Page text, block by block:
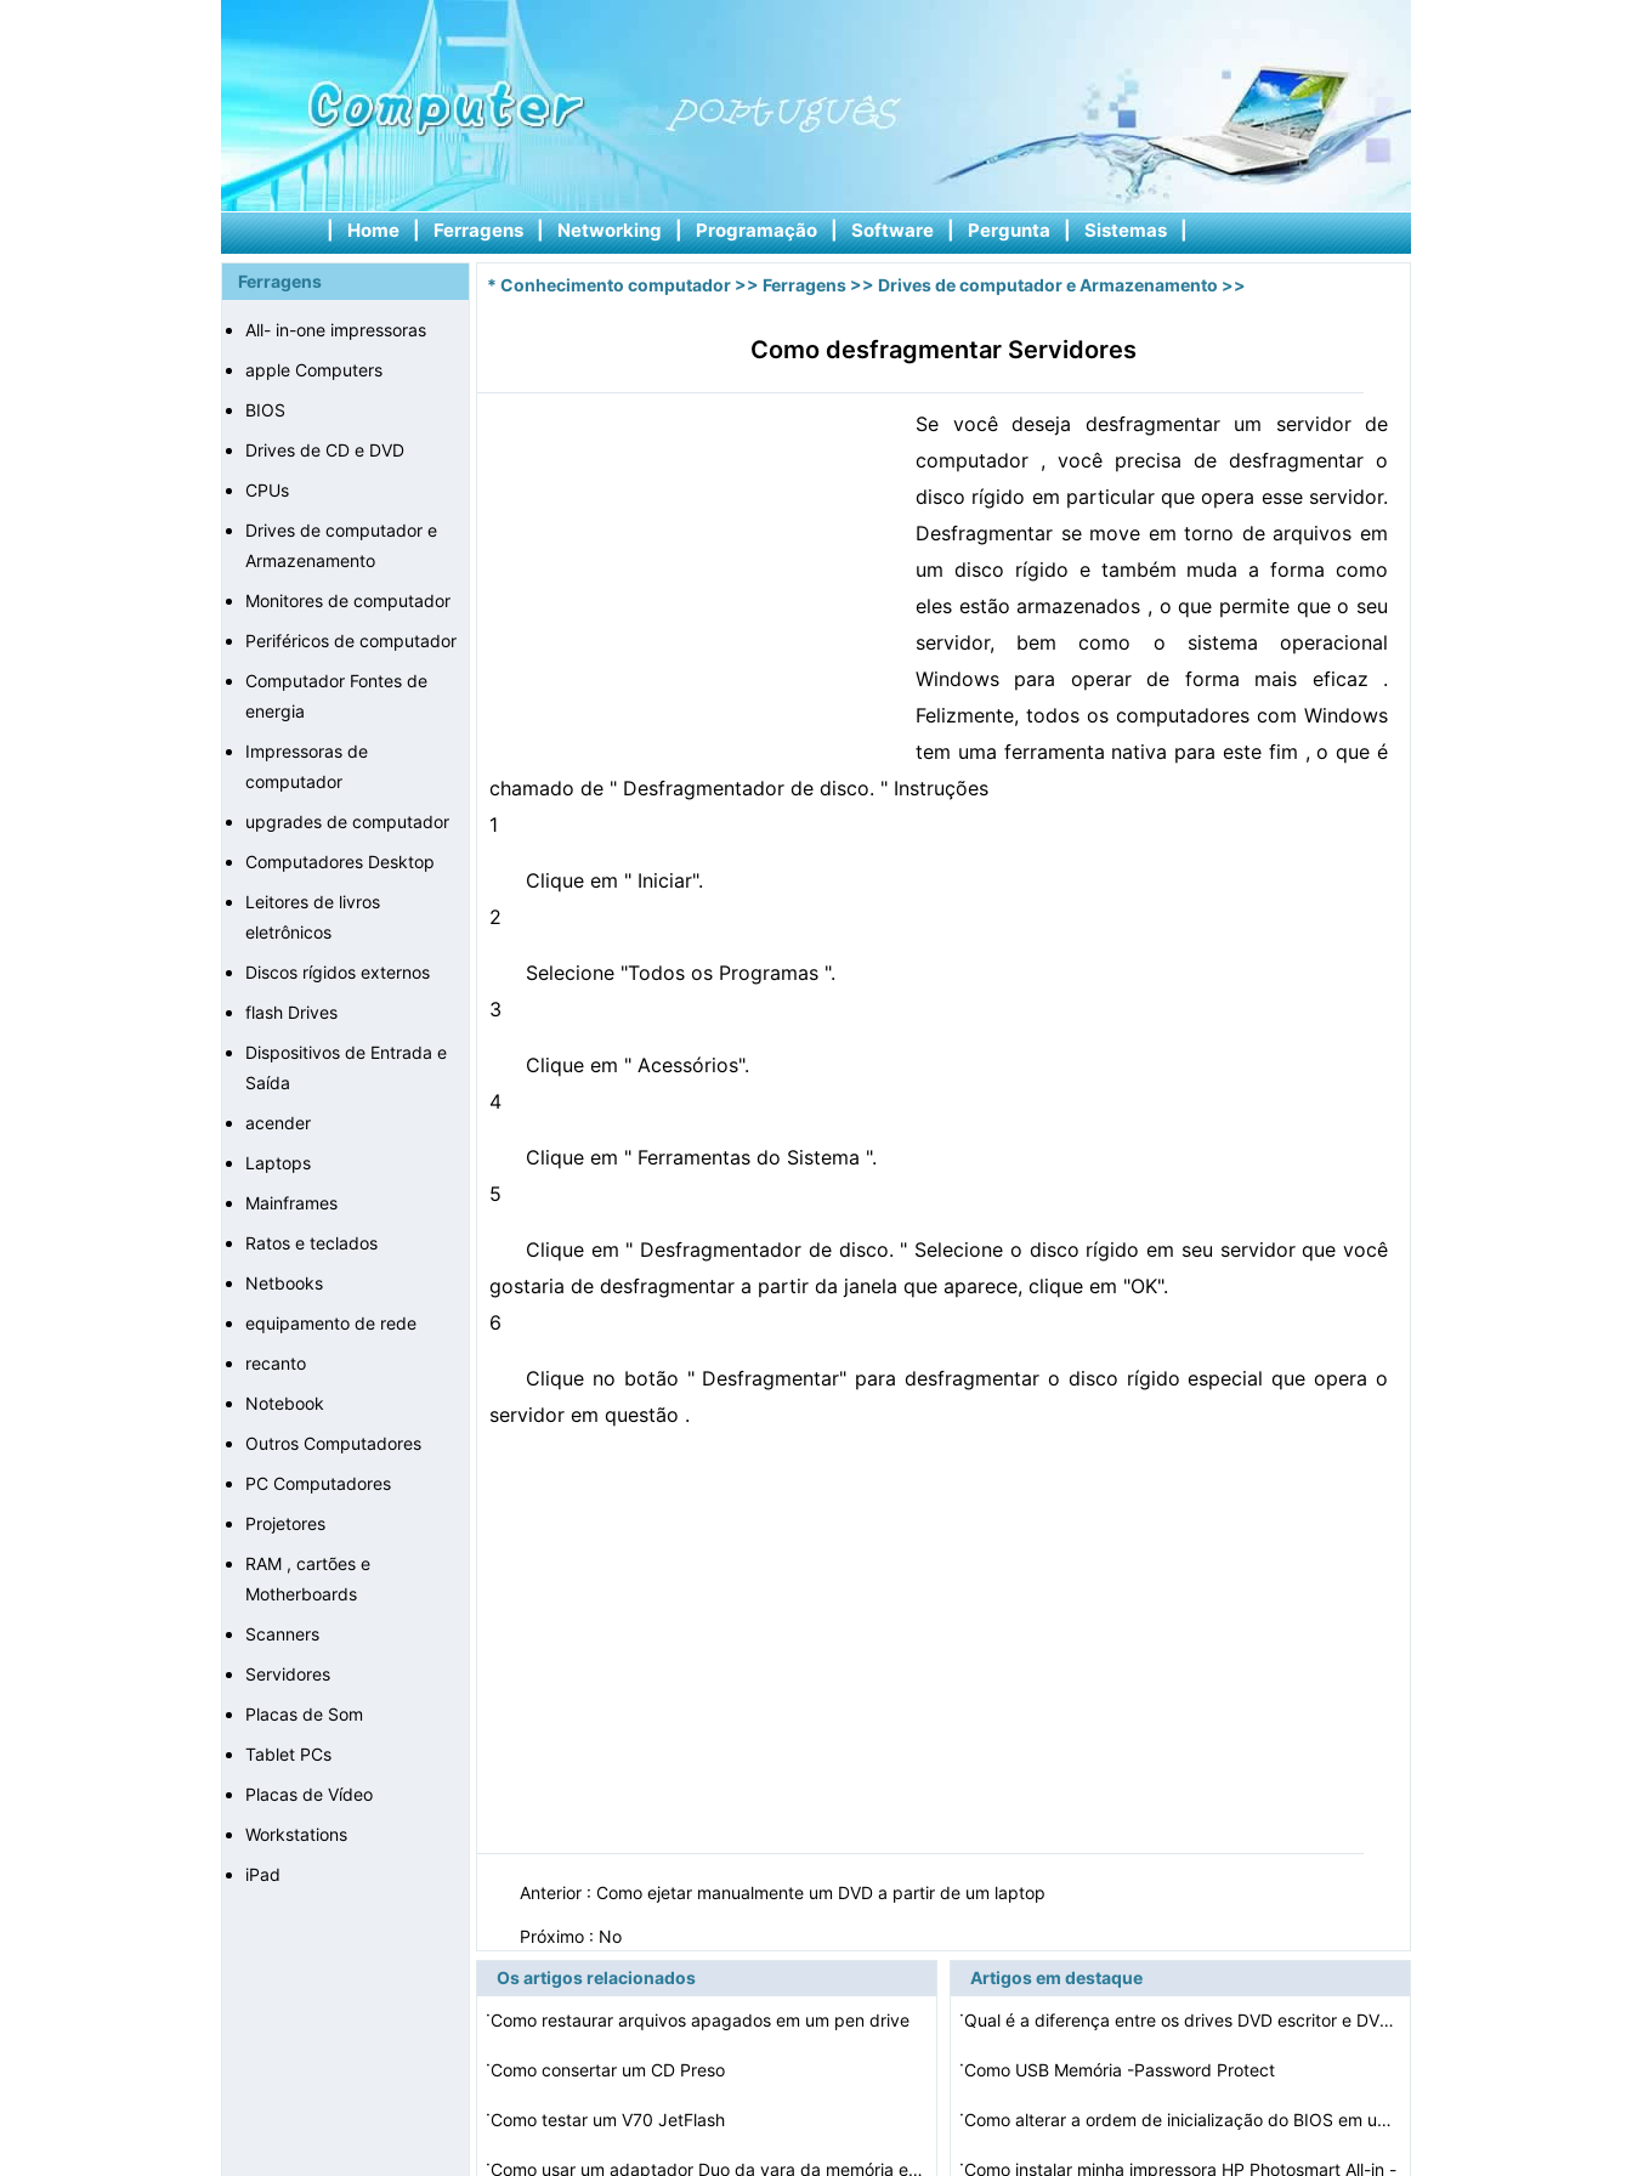
| Home | Ferragens | Networking | Programação | Software | Pergunta | Sistemas |
Ferragens
All- in-one impressoras
apple Computers
BIOS
Drives de CD e DVD
CPUs
Drives de computador e
Armazenamento
Monitores de computador
Periféricos de computador
Computador Fontes de
energia
Impressoras de
computador
upgrades de computador
Computadores Desktop
Leitores de livros
eletrônicos
Discos rígidos externos
flash Drives
Dispositivos de Entrada e
Saída
acender
Laptops
Mainframes
Ratos e teclados
Netbooks
equipamento de rede
recanto
Notebook
Outros Computadores
PC Computadores
Projetores
RAM , cartões e
Motherboards
Scanners
Servidores
Placas de Som
Tablet PCs
Placas de Vídeo
Workstations
iPad
* Conhecimento computador >> Ferragens >> Drives de computador e Armazenamento >>
Como desfragmentar Servidores
Se você deseja desfragmentar um servidor de
computador , você precisa de desfragmentar o
disco rígido em particular que opera esse servidor.
Desfragmentar se move em torno de arquivos em
um disco rígido e também muda a forma como
eles estão armazenados , o que permite que o seu
servidor, bem como o sistema operacional
Windows para operar de forma mais eficaz .
Felizmente, todos os computadores com Windows
tem uma ferramenta nativa para este fim , o que é
chamado de " Desfragmentador de disco. " Instruções
1
Clique em " Iniciar".
2
Selecione "Todos os Programas ".
3
Clique em " Acessórios".
4
Clique em " Ferramentas do Sistema ".
5
Clique em " Desfragmentador de disco. " Selecione o disco rígido em seu servidor que você
gostaria de desfragmentar a partir da janela que aparece, clique em "OK".
6
Clique no botão " Desfragmentar" para desfragmentar o disco rígido especial que opera o
servidor em questão .
Anterior : Como ejetar manualmente um DVD a partir de um laptop
Próximo : No
Os artigos relacionados
·Como restaurar arquivos apagados em um pen drive
·Como consertar um CD Preso
·Como testar um V70 JetFlash
· Como usar um adaptador Duo da vara da memória em um Me…
Artigos em destaque
·
Qual é a diferença entre os drives DVD escritor e DVD…
·Como USB Memória -Password Protect
· Como alterar a ordem de inicialização do BIOS em um I…
·Como instalar minha impressora HP Photosmart All-in -